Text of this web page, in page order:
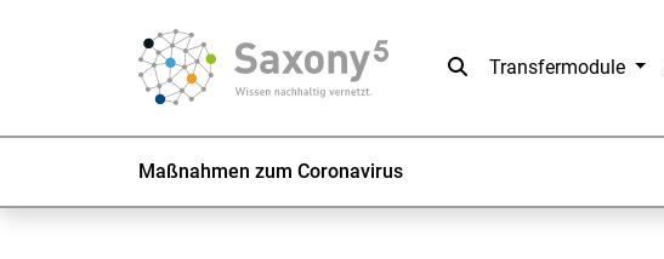
SucheTransfermodule
Maßnahmen zum Coronavirus